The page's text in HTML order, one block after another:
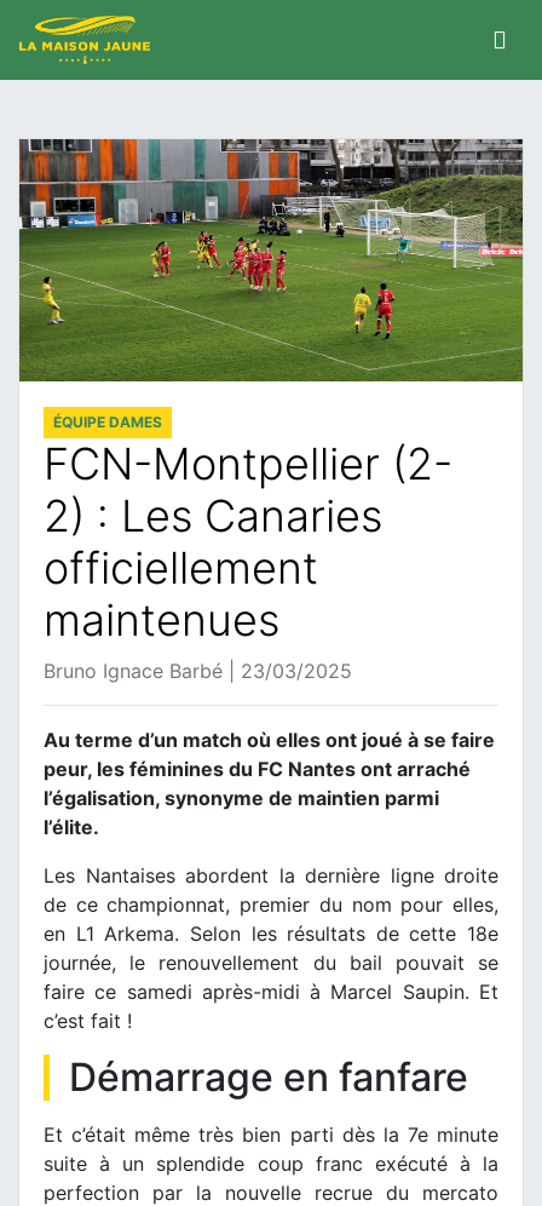
ÉQUIPE DAMES
FCN-Montpellier (2-
2) : Les Canaries
officiellement
maintenues
Bruno Ignace Barbé | 23/03/2025
Au terme d’un match où elles ont joué à se faire
peur, les féminines du FC Nantes ont arraché
l’égalisation, synonyme de maintien parmi
l’élite.
Les Nantaises abordent la dernière ligne droite
de ce championnat, premier du nom pour elles,
en L1 Arkema. Selon les résultats de cette 18e
journée, le renouvellement du bail pouvait se
faire ce samedi après-midi à Marcel Saupin. Et
c’est fait !
Démarrage en fanfare
Et c’était même très bien parti dès la 7e minute
suite à un splendide coup franc exécuté à la
perfection par la nouvelle recrue du mercato